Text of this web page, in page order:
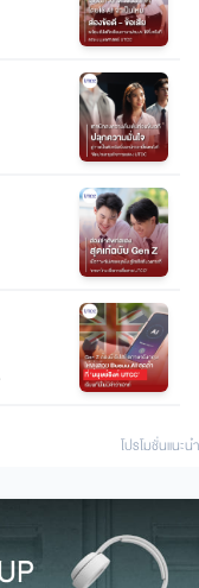
โปรโมชั่นแนะนํา